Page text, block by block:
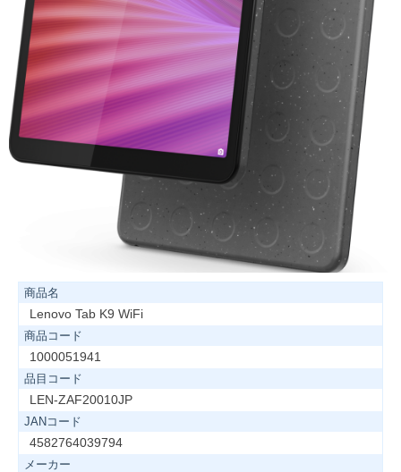
商品名
Lenovo Tab K9 WiFi
商品コード
1000051941
品目コード
LEN-ZAF20010JP
JANコード
4582764039794
メーカー